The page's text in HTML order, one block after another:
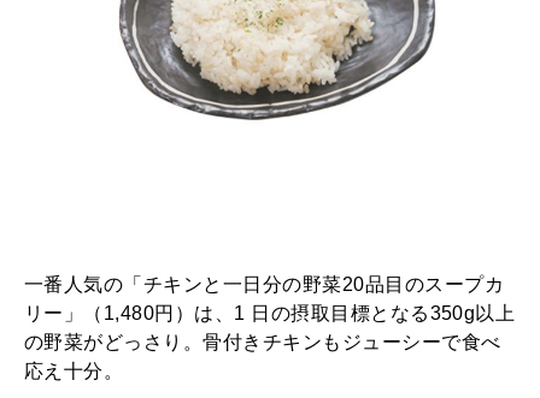
一番人気の「チキンと一日分の野菜20品目のスープカ
リー」（1,480円）は、1 日の摂取目標となる350g以上
の野菜がどっさり。骨付きチキンもジューシーで食べ
応え十分。